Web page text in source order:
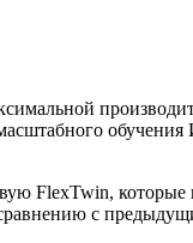
FlexTwin, которые
с